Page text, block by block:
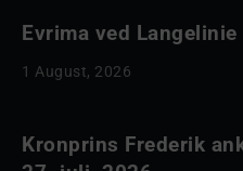
Evrima ved
1 August, 2026
Kronprins Frederik